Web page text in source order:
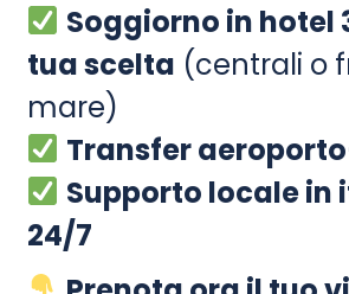
Soggiorno in hotel
tua scelta (centrali o
mare)
Transfer
Supporto locale in
24/7